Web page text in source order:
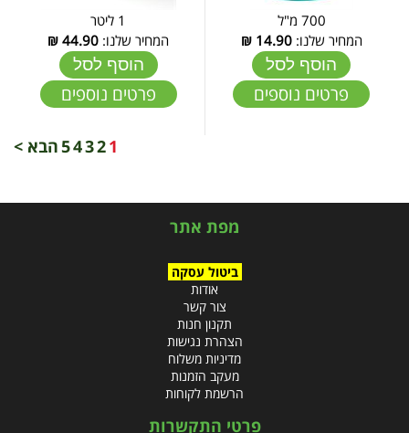
700 מ"ל
המחיר שלנו:14.90
₪
הוסף לסל
פרטים נוספים
1 ליטר
המחיר שלנו: 44.90
₪
הוסף לסל
פרטים נוספים
1
2
3
4
5הבא >
מפת אתר
ביטול עסקה
אודות
צור קשר
תקנון חנות
הצהרת נגישות
מדיניות משלוח
מעקב הזמנות
הרשמת לקוחות
פרטי התקשרות